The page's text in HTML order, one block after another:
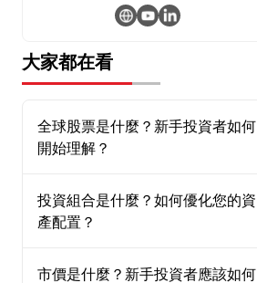
大家都在看
全球股票是什麼？新手投資者如何
開始理解？
投資組合是什麼？如何優化您的資
產配置？
市價是什麼？新手投資者應該如何